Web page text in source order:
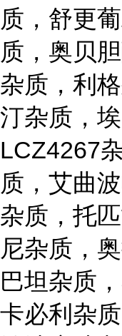
质，舒更
质，奥贝
杂质，利
汀杂质，
LCZ4267
质，艾曲
杂质，托
尼杂质，
巴坦杂质
卡必利杂